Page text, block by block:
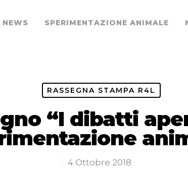
NEWS SPERIMENTAZIONE ANIMALE
RASSEGNA STAMPA R4L
“I dibatti
4 Ottobre 2018